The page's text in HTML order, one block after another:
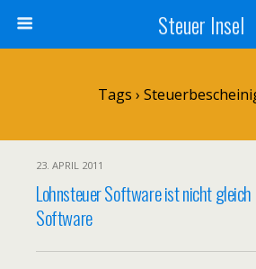
Steuer Insel
Tags ›
23. APRIL 2011
Lohnsteuer Software ist nicht gleich
Software